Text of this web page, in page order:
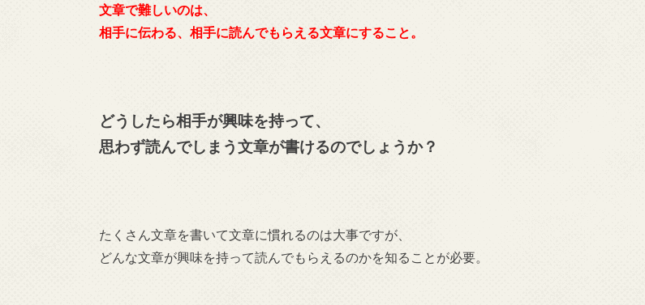
文章で難しいのは、
相手に伝わる、相手に読んでもらえる文章にすること。
どうしたら相手が興味を持って、
思わず読んでしまう文章が書けるのでしょうか？
たくさん文章を書いて文章に慣れるのは大事ですが、
どんな文章が興味を持って読んでもらえるのかを知ることが必要。